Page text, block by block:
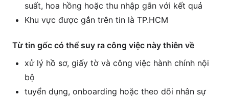
suất, hoa hồng hoặc thu nhập gắn với kết quả
Khu vực được gắn trên tin là TP.HCM
Từ tin gốc có thể suy ra công việc này thiên về
xử lý hồ sơ, giấy tờ và công việc hành chính nội
bộ
tuyển dụng, onboarding hoặc theo dõi nhân sự